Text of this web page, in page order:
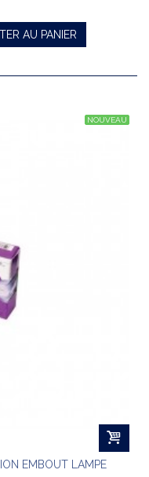
AU PANIER
NOUVEAU
EMBOUT LAMPE